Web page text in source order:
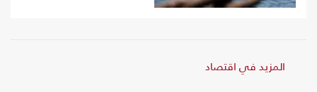
المزيد في اقتصاد